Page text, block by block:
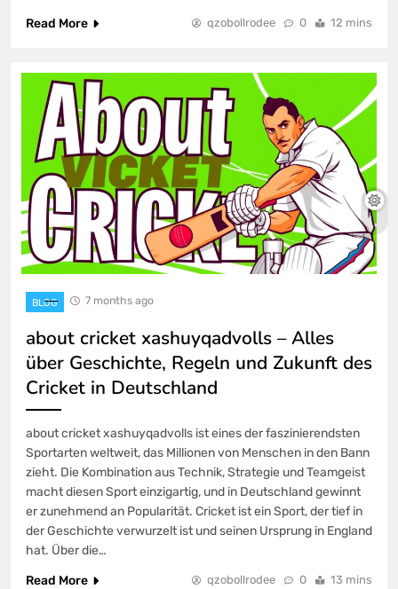
Read More
qzobollrodee 0 12 mins
BLOG 7 months ago
about cricket xashuyqadvolls – Alles
über Geschichte, Regeln und Zukunft des
Cricket in Deutschland
about cricket xashuyqadvolls ist eines der faszinierendsten
Sportarten weltweit, das Millionen von Menschen in den Bann
zieht. Die Kombination aus Technik, Strategie und Teamgeist
macht diesen Sport einzigartig, und in Deutschland gewinnt
er zunehmend an Popularität. Cricket ist ein Sport, der tief in
der Geschichte verwurzelt ist und seinen Ursprung in England
hat. Über die…
Read More
qzobollrodee 0 13 mins